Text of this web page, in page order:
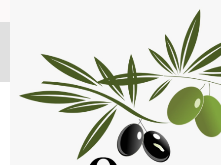
Нажмите на изображение, что бы открыть меню